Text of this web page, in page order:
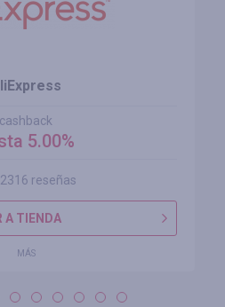
cashback
5.00%
2316 reseñas
A TIENDA
MÁS